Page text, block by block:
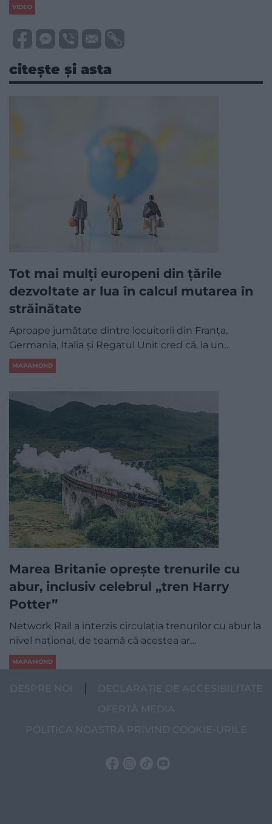
VIDEO
citește și asta
Tot mai mulți europeni din țările
dezvoltate ar lua în calcul mutarea în
străinătate
Aproape jumătate dintre locuitorii din Franța,
Germania, Italia și Regatul Unit cred că, la un…
MAPAMOND
Marea Britanie oprește trenurile cu
abur, inclusiv celebrul „tren Harry
Potter”
Network Rail a interzis circulația trenurilor cu abur la
nivel național, de teamă că acestea ar…
MAPAMOND